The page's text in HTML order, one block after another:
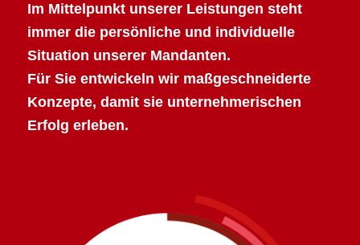
Im Mittelpunkt unserer Leistungen steht
immer die persönliche und individuelle
Situation unserer Mandanten.
Für Sie entwickeln wir maßgeschneiderte
Konzepte, damit sie unternehmerischen
Erfolg erleben.